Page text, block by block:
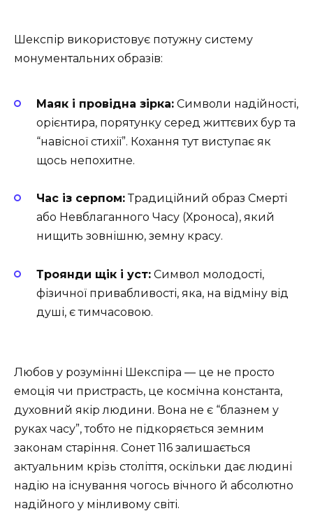
Шекспір використовує потужну систему
монументальних образів:
Маяк і провідна зірка: Символи надійності,
орієнтира, порятунку серед життєвих бур та
“навісної стихії”. Кохання тут виступає як
щось непохитне.
Час із серпом:Традиційний образ Смерті
або Невблаганного Часу (Хроноса), який
нищить зовнішню, земну красу.
Троянди щік і уст: Символ молодості,
фізичної привабливості, яка, на відміну від
душі, є тимчасовою.
Любов у розумінні Шекспіра — це не просто
емоція чи пристрасть, це космічна константа,
духовний якір людини. Вона не є “блазнем у
руках часу”, тобто не підкоряється земним
законам старіння. Сонет 116 залишається
актуальним крізь століття, оскільки дає людині
надію на існування чогось вічного й абсолютно
надійного у мінливому світі.